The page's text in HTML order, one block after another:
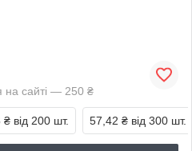
на сайті — 250 ₴
₴ від 200 шт. 57,42 ₴ від 300 шт.